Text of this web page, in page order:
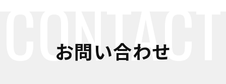
CONTACT
お問い合わせ